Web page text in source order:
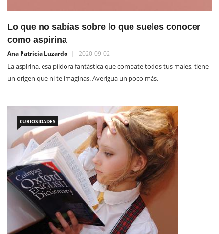
Lo que no sabías sobre lo que sueles conocer
como aspirina
Ana Patricia Luzardo 2020-09-02
La aspirina, esa píldora fantástica que combate todos tus males, tiene
un origen que ni te imaginas. Averigua un poco más.
CURIOSIDADES